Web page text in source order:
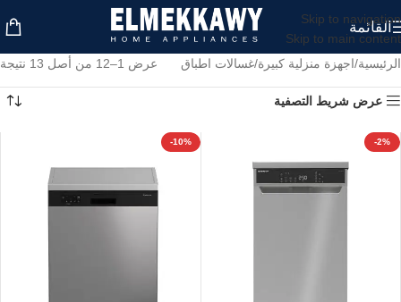
Skip to navigation
Skip to main content
القائمة
الرئيسية اجهزة منزلية كبيرة غسالات اطباق عرض 1–12 من أصل 13 نتيجة
عرض شريط التصفية
-2%
-10%